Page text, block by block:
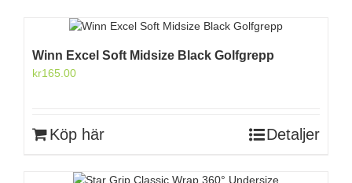
Winn Excel Soft Midsize Black Golfgrepp
kr165.00
Köp här Detaljer